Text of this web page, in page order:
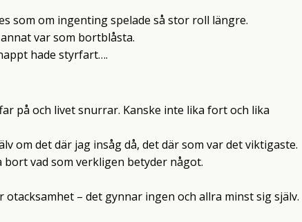
som om ingenting spelade så stor roll längre.
var som bortblåsta.
hade styrfart….
på och livet snurrar. Kanske inte lika fort och lika
om det där jag insåg då, det där som var det viktigaste.
vad som verkligen betyder något.
– det gynnar ingen och allra minst sig själv.